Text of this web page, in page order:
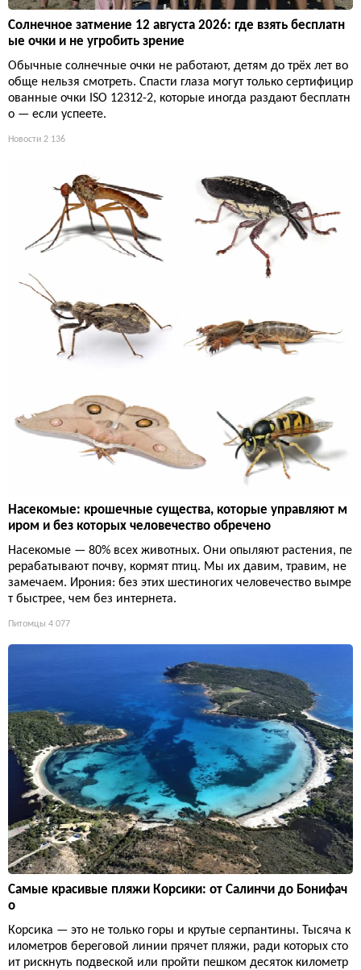
Солнечное затмение 12 августа 2026: где взять бесплатн
ые очки и не угробить зрение
Обычные солнечные очки не работают, детям до трёх лет во
обще нельзя смотреть. Спасти глаза могут только сертифицир
ованные очки ISO 12312-2, которые иногда раздают бесплатн
о — если успеете.
Новости 2 136
Насекомые: крошечные существа, которые управляют м
иром и без которых человечество обречено
Насекомые — 80% всех животных. Они опыляют растения, пе
рерабатывают почву, кормят птиц. Мы их давим, травим, не
замечаем. Ирония: без этих шестиногих человечество вымре
т быстрее, чем без интернета.
Питомцы 4 077
Самые красивые пляжи Корсики: от Салинчи до Бонифач
о
Корсика — это не только горы и крутые серпантины. Тысяча к
илометров береговой линии прячет пляжи, ради которых сто
ит рискнуть подвеской или пройти пешком десяток километр